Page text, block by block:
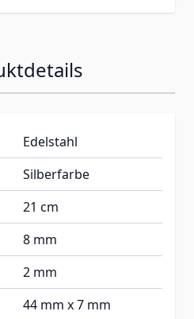
Edelstahl
Silberfarbe
21 cm
8 mm
2 mm
44 mm x 7 mm